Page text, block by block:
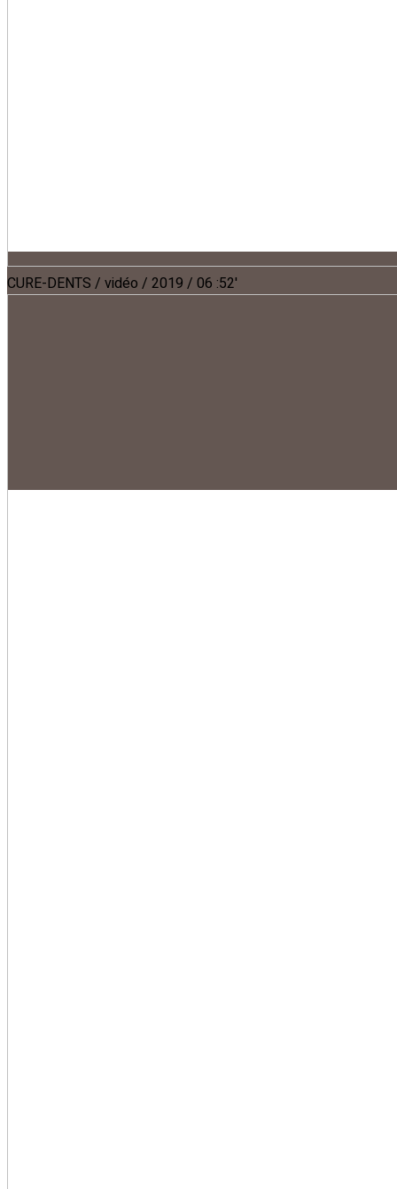
CURE-DENTS / vidéo / 2019 / 06 :52'